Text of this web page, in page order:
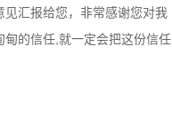
汇报给您，非常感谢您对我
的信任,就一定会把这份信任